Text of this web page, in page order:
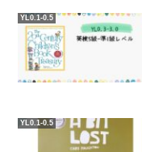
YL0.1-0.5
YL0.1-0.5